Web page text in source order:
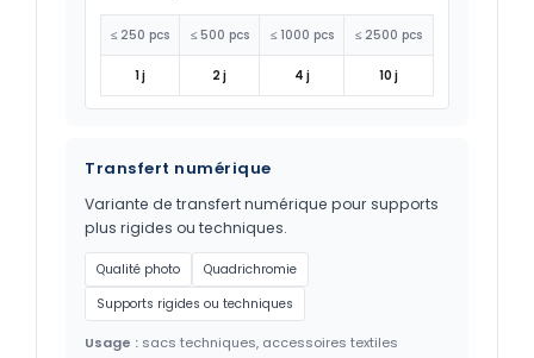
≤ 250 pcs ≤ 500 pcs ≤ 1000 pcs ≤ 2500 pcs
1 j 2 j 4 j 10 j
Transfert numérique
Variante de transfert numérique pour supports
plus rigides ou techniques.
Qualité photo
Quadrichromie
Supports rigides ou techniques
Usage : sacs techniques, accessoires textiles